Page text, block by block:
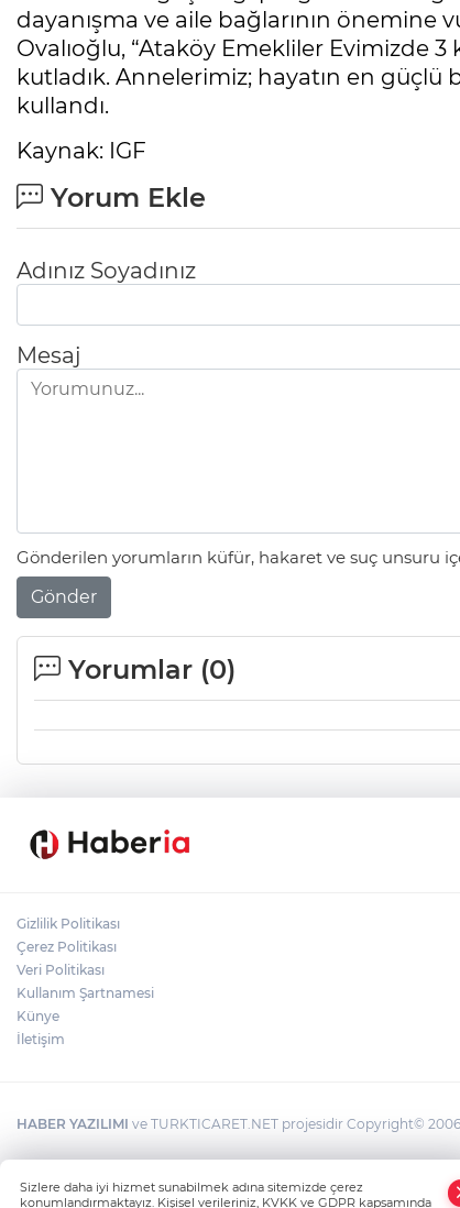
dayanışma ve aile bağlarının önemine
Ovalıoğlu, “Ataköy Emekliler Evimizde
kutladık. Annelerimiz; hayatın en güçlü
kullandı.
Kaynak: IGF
Yorum Ekle
Adınız Soyadınız
Mesaj
Gönderilen yorumların küfür, hakaret ve suç unsuru
Gönder
Yorumlar (0)
Gizlilik Politikası
Çerez Politikası
Veri Politikası
Kullanım Şartnamesi
Künye
İletişim
HABER YAZILIMI ve TURKTICARET.NET projesidir Copyright©
Sizlere daha iyi hizmet sunabilmek adına sitemizde çerez
konumlandırmaktayız. Kişisel verileriniz, KVKK ve GDPR kapsamında